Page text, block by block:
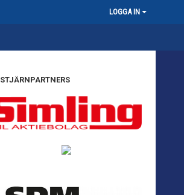
LOGGA IN
STJÄRNPARTNERS